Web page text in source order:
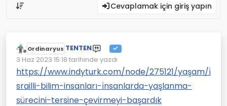
Cevaplamak için giriş yapın
Çevrimdışı
Ordinaryus TENTEN
3 Haz 2023 15:18 tarihinde yazdı
Son düzenleyen:
https://www.indyturk.com/node/275121/yaşam/i̇
srailli-bilim-insanları-i̇nsanlarda-yaşlanma-
sürecini-tersine-çevirmeyi-başardık